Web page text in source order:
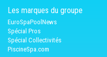
Les marques du groupe
EuroSpaPoolNews
Spécial Pros
Spécial Collectivités
PiscineSpa.com